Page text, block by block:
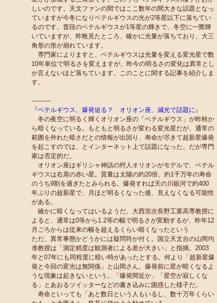
しいのです。天文ファンの間ではここ数年の間大きな話題となっ
ていますが今冬になりベテルギウスの光が2等星以下に落ちてい
るのです。普段のベテルギウスが1等星の輝きで、冬空に一際輝
いていますが、昨晩見たところ、確かに光量が落ちており、大三
角形の形が崩れています。
専門家によりますと、ベテルギウスは光量を変える変光星で数
10年単位で明るさを変えますが、昨今の明るさの変化は異常とし
か言えないほど落ちています。このことに関する記事を紹介しま
す。
----------
『ベテルギウス、爆発迫る？ オリオン座、減光で話題に』
冬の夜空に明るく輝くオリオン座の「ベテルギウス」が昨秋か
ら暗くなっている。もともと明るさが変わる変光星だが、通常の
範囲を外れた暗さだとの情報が出回り、寿命が尽きて超新星爆発
を起こすのでは、とインターネット上で話題になった。だが専門
家は否定的だ。
オリオン座はギリシャ神話の狩人オリオンがモデルで、ベテル
ギウスは右肩の赤い星。質量は太陽の約20倍、約1千万年の寿命
のうち9割を過ぎたとみられる。爆発すれば天の川銀河で約400
年ぶりの超新星で、月ほど明るくなった後、見えなくなる可能性
がある。
確かに暗くなってはいるようだ。大西浩次長野工業高専教授に
よると、通常は0等から1.2等の幅で明るさが変動するが、昨年12
月ごろからは従来の幅を超えるくらい暗くなったという
ただ、異常事態かどうかには疑問符が付く。国立天文台の山岡均
准教授は「測定精度は観測者による差が大きい」と指摘。2003
年と07年にも同程度に暗い時があったとする。何より「超新星爆
発と今回の変光は無関係」と山岡さん。爆発前に星が暗くなるよ
うな現象は起きないという。「爆発間近か」「星空が寂しくな
る」とあおるツイッターなどの書き込みに困惑した様子だ。
寿命といっても「あと数日という人もいるし、数十万年くらい